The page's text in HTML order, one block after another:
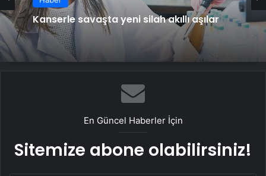
Kanserle savaşta yeni silah akıllı aşılar
En Güncel Haberler İçin
Sitemize abone olabilirsiniz!